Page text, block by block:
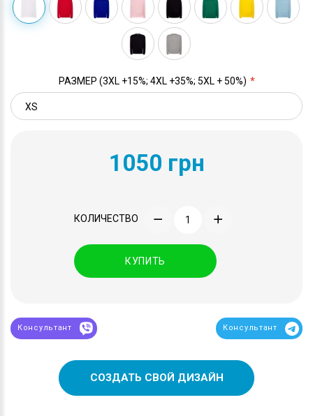
РАЗМЕР (3XL +15%; 4XL +35%; 5XL + 50%)
1050 грн
КОЛИЧЕСТВО
КУПИТЬ
Консультант Консультант
СОЗДАТЬ СВОЙ ДИЗАЙН